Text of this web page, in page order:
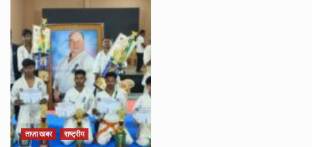
ताज़ा खबर राष्ट्रीय